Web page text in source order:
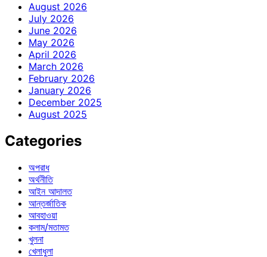
August 2026
July 2026
June 2026
May 2026
April 2026
March 2026
February 2026
January 2026
December 2025
August 2025
Categories
অপরাধ
অর্থনীতি
আইন আদালত
আন্তর্জাতিক
আবহাওয়া
কলাম/মতামত
খুলনা
খেলাধুলা